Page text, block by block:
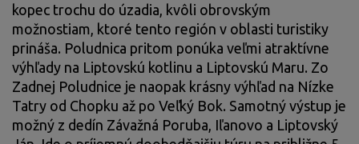
kopec trochu do úzadia, kvôli obrovským
možnostiam, ktoré tento región v oblasti turistiky
prináša. Poludnica pritom ponúka veľmi atraktívne
výhľady na Liptovskú kotlinu a Liptovskú Maru. Zo
Zadnej Poludnice je naopak krásny výhľad na Nízke
Tatry od Chopku až po Veľký Bok. Samotný výstup je
možný z dedín Závažná Poruba, Iľanovo a Liptovský